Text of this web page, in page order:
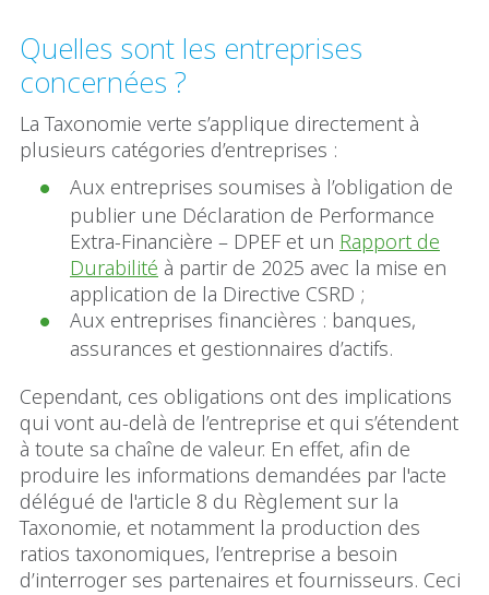
Quelles sont les entreprises
concernées ?
La Taxonomie verte s’applique directement à
plusieurs catégories d’entreprises :
Aux entreprises soumises à l’obligation de
publier une Déclaration de Performance
Extra-Financière – DPEF et un Rapport de
Durabilité à partir de 2025 avec la mise en
application de la Directive CSRD ;
Aux entreprises financières : banques,
assurances et gestionnaires d’actifs.
Cependant, ces obligations ont des implications
qui vont au-delà de l’entreprise et qui s’étendent
à toute sa chaîne de valeur. En effet, afin de
produire les informations demandées par l'acte
délégué de l'article 8 du Règlement sur la
Taxonomie, et notamment la production des
ratios taxonomiques, l’entreprise a besoin
d’interroger ses partenaires et fournisseurs. Ceci